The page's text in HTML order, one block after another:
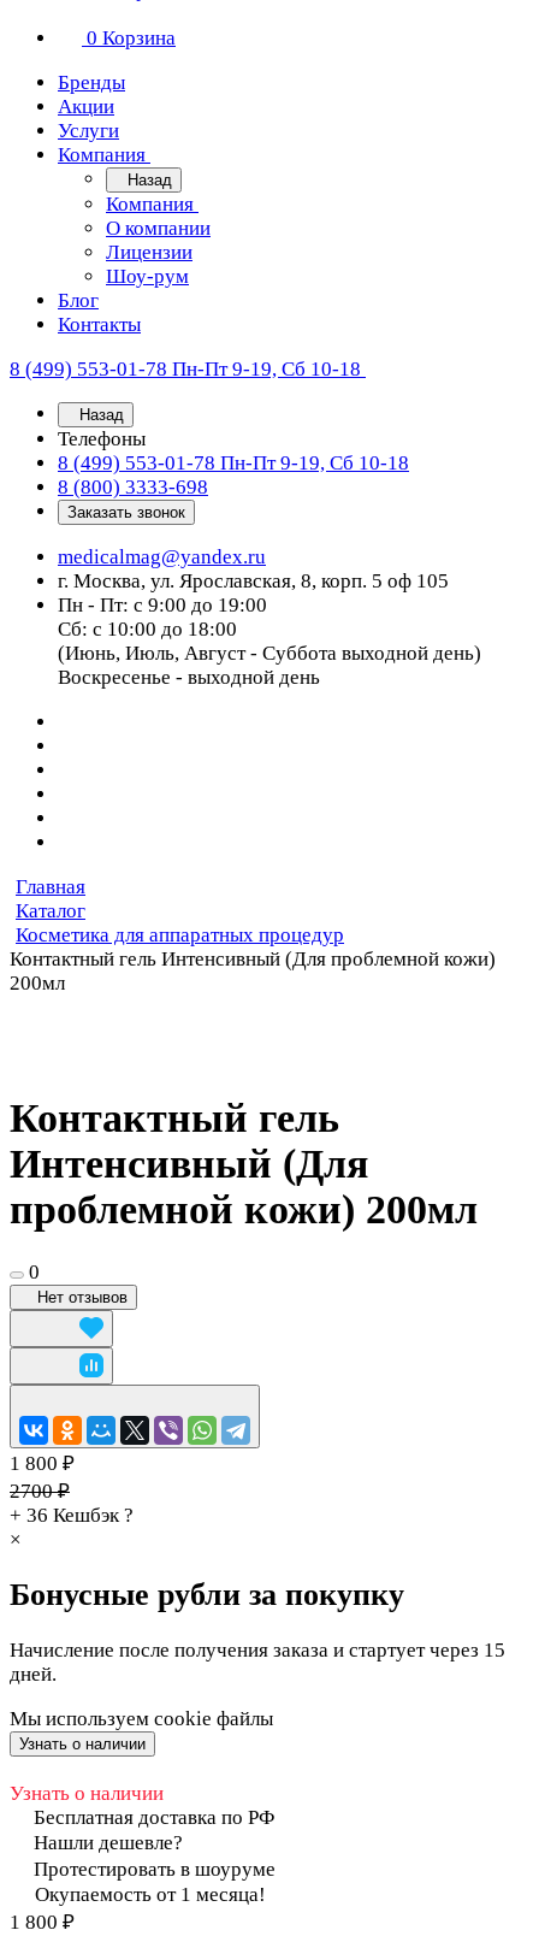
0 Корзина
Бренды
Акции
Услуги
Компания
Назад
Компания
О компании
Лицензии
Шоу-рум
Блог
Контакты
8 (499) 553-01-78 Пн-Пт 9-19, Сб 10-18
Назад
Телефоны
8 (499) 553-01-78 Пн-Пт 9-19, Сб 10-18
8 (800) 3333-698
Заказать звонок
medicalmag@yandex.ru
г. Москва, ул. Ярославская, 8, корп. 5 оф 105
Пн - Пт: с 9:00 до 19:00
Сб: с 10:00 до 18:00
(Июнь, Июль, Август - Суббота выходной день)
Воскресенье - выходной день
Главная
Каталог
Косметика для аппаратных процедур
Контактный гель Интенсивный (Для проблемной кожи)
200мл
Контактный гель
Интенсивный (Для
проблемной кожи) 200мл
0
Нет отзывов
1 800 ₽
2700 ₽
+ 36 Кешбэк ?
×
Бонусные рубли за покупку
Начисление после получения заказа и стартует через 15
дней.
Мы используем cookie файлы
Узнать о наличии
Узнать о наличии
Бесплатная доставка по РФ
Нашли дешевле?
Протестировать в шоуруме
Окупаемость от 1 месяца!
1 800 ₽